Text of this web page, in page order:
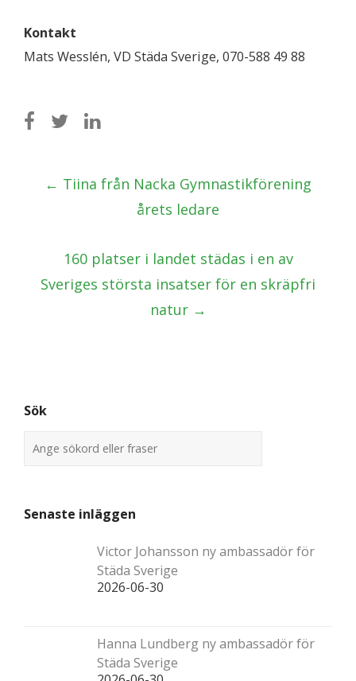
Kontakt
Mats Wesslén, VD Städa Sverige, 070-588 49 88
Post
navigation
← Tiina från Nacka Gymnastikförening
årets ledare
160 platser i landet städas i en av
Sveriges största insatser för en skräpfri
natur →
Sök
Senaste inläggen
Victor Johansson ny ambassadör för
Städa Sverige
2026-06-30
Hanna Lundberg ny ambassadör för
Städa Sverige